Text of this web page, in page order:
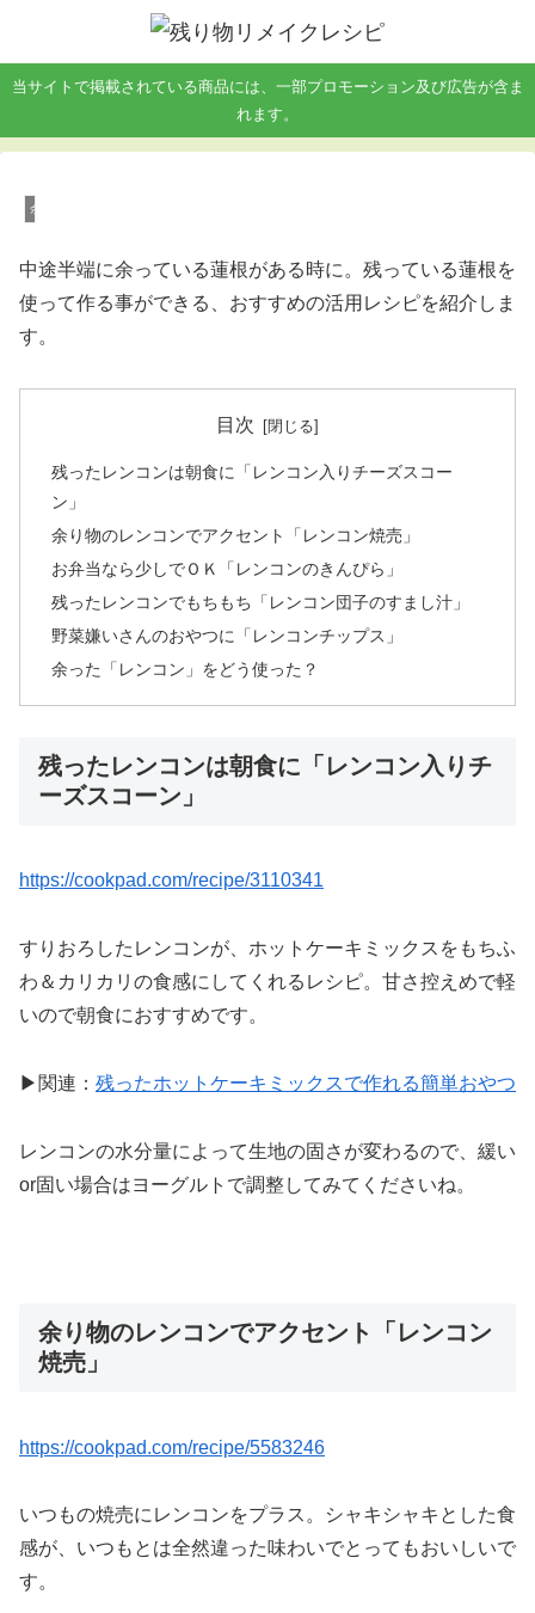
当サイトで掲載されている商品には、一部プロモーション及び広告が含ま
れます。
余った野菜レシピ
中途半端に余っている蓮根がある時に。残っている蓮根を
使って作る事ができる、おすすめの活用レシピを紹介しま
す。
目次
残ったレンコンは朝食に「レンコン入りチーズスコー
ン」
余り物のレンコンでアクセント「レンコン焼売」
お弁当なら少しでＯＫ「レンコンのきんぴら」
残ったレンコンでもちもち「レンコン団子のすまし汁」
野菜嫌いさんのおやつに「レンコンチップス」
余った「レンコン」をどう使った？
残ったレンコンは朝食に「レンコン入りチ
ーズスコーン」
https://cookpad.com/recipe/3110341
すりおろしたレンコンが、ホットケーキミックスをもちふ
わ＆カリカリの食感にしてくれるレシピ。甘さ控えめで軽
いので朝食におすすめです。
▶関連： 残ったホットケーキミックスで作れる簡単おやつ
レンコンの水分量によって生地の固さが変わるので、緩い
or固い場合はヨーグルトで調整してみてくださいね。
余り物のレンコンでアクセント「レンコン
焼売」
https://cookpad.com/recipe/5583246
いつもの焼売にレンコンをプラス。シャキシャキとした食
感が、いつもとは全然違った味わいでとってもおいしいで
す。